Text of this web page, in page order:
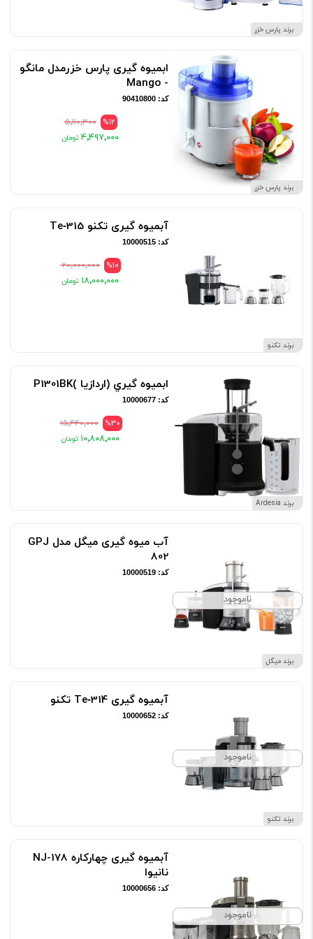
برند پارس خزر
برند پارس خزر
ابمیوه گیری پارس خزرمدل مانگو
- Mango
کد: 90410800
%12 ۵٬۱۱۰٬۳۰۰
۴٬۴۹۷٬۰۰۰
برند تکنو
آبمیوه گیری تکنو Te‑315
کد: 10000515
%10 ۲۰٬۰۰۰٬۰۰۰
۱۸٬۰۰۰٬۰۰۰
برند Ardesia
ابميوه گيري (اردازيا )P1301BK
کد: 10000677
%30 ۱۵٬۴۴۰٬۰۰۰
۱۰٬۸۰۸٬۰۰۰
ناموجود
برند میگل
آب میوه گیری میگل مدل GPJ
802
کد: 10000519
ناموجود
برند تکنو
آبمیوه گیری Te‑314 تکنو
کد: 10000652
ناموجود
آبمیوه گیری چهارکاره NJ-178
نانیوا
کد: 10000656